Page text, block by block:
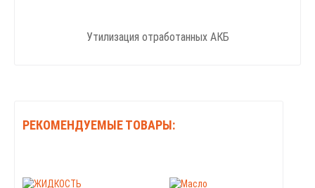
Утилизация отработанных АКБ
РЕКОМЕНДУЕМЫЕ ТОВАРЫ: